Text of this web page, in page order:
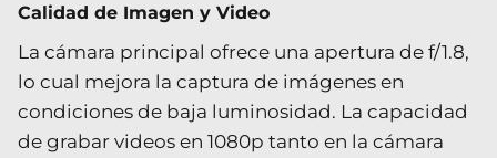
Calidad de Imagen y Video
La cámara principal ofrece una apertura de f/1.8,
lo cual mejora la captura de imágenes en
condiciones de baja luminosidad. La capacidad
de grabar videos en 1080p tanto en la cámara